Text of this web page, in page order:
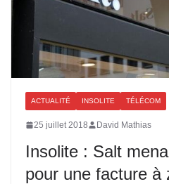
ACTUALITÉ INSOLITE TÉLÉCOM
25 juillet 2018 David Mathias
Insolite : Salt
pour une facture à